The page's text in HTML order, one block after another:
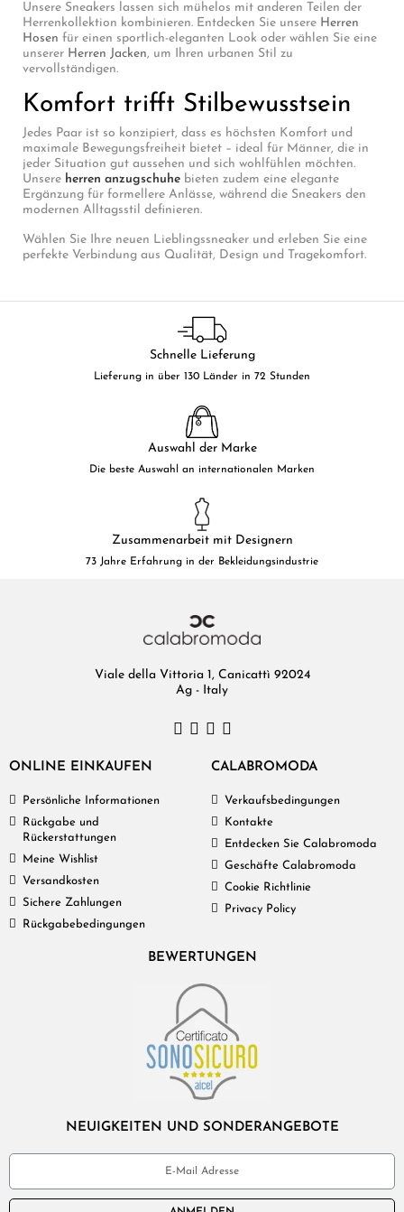
Unsere Sneakers lassen sich mühelos mit anderen Teilen der
Herrenkollektion kombinieren. Entdecken Sie unsere Herren
Hosen für einen sportlich-eleganten Look oder wählen Sie eine
unserer Herren Jacken, um Ihren urbanen Stil zu
vervollständigen.
Komfort trifft Stilbewusstsein
Jedes Paar ist so konzipiert, dass es höchsten Komfort und
maximale Bewegungsfreiheit bietet – ideal für Männer, die in
jeder Situation gut aussehen und sich wohlfühlen möchten.
Unsere herren anzugschuhe bieten zudem eine elegante
Ergänzung für formellere Anlässe, während die Sneakers den
modernen Alltagsstil definieren.
Wählen Sie Ihre neuen Lieblingssneaker und erleben Sie eine
perfekte Verbindung aus Qualität, Design und Tragekomfort.
Schnelle Lieferung
Lieferung in über 130 Länder in 72 Stunden
Auswahl der Marke
Die beste Auswahl an internationalen Marken
Zusammenarbeit mit Designern
73 Jahre Erfahrung in der Bekleidungsindustrie
Viale della Vittoria 1, Canicattì 92024
Ag - Italy
ONLINE EINKAUFEN
Persönliche Informationen
Rückgabe und
Rückerstattungen
Meine Wishlist
Versandkosten
Sichere Zahlungen
Rückgabebedingungen
CALABROMODA
Verkaufsbedingungen
Kontakte
Entdecken Sie Calabromoda
Geschäfte Calabromoda
Cookie Richtlinie
Privacy Policy
BEWERTUNGEN
NEUIGKEITEN UND SONDERANGEBOTE